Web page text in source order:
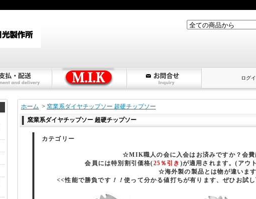
ログ
ホーム > 窯業系ダイヤチップソー 超硬チップソー
窯業系ダイヤチップソー 超硬チップソー
カテゴリー
☆MIK職人の会に入会はお済みですか？会費
会員には特別割引価格(25％引き )が適用されます。(アウ
☆海外製の製品とは物が違います
<<性能で勝負です ！！使って分かる値打ちが有ります、ぜひお試